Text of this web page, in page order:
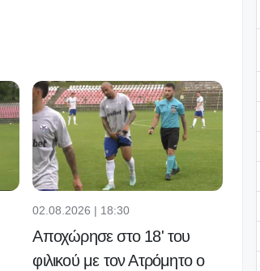
02.08.2026 | 18:30
Αποχώρησε στο 18' του
φιλικού με τον Ατρόμητο ο